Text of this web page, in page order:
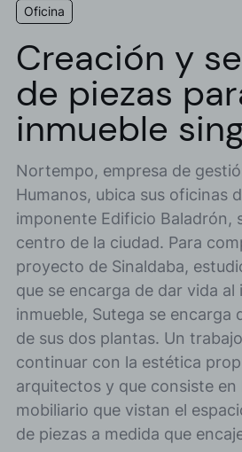
Oficina
Creación y
de piezas
inmueble
Nortempo, empresa de
Humanos, ubica sus oficinas
imponente Edificio Baladrón,
centro de la ciudad. Para
proyecto de Sinaldaba,
que se encarga de dar vida al
inmueble, Sutega se encarga
de sus dos plantas. Un
continuar con la estética
arquitectos y que consiste en
mobiliario que vistan el
de piezas a medida que